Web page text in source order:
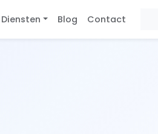
Diensten Blog Contact